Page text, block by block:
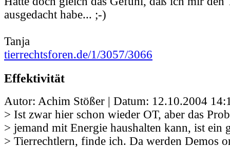
ausgedacht habe... ;-)
Tanja
tierrechtsforen.de/1/3057/3066
Effektivität
Autor: Achim Stößer | Datum: 12.10.2004
> Ist zwar hier schon wieder OT, aber das
> jemand mit Energie haushalten kann, ist ein
> Tierrechtlern, finde ich. Da werden Demos